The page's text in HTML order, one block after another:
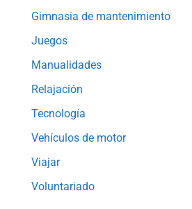
Gimnasia de mantenimiento
Juegos
Manualidades
Relajación
Tecnología
Vehículos de motor
Viajar
Voluntariado